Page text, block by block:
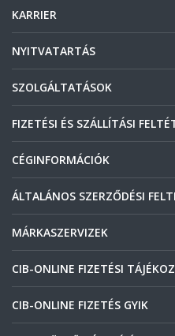
KARRIER
NYITVATARTÁS
SZOLGÁLTATÁSOK
FIZETÉSI ÉS SZÁLLÍTÁSI
CÉGINFORMÁCIÓK
ÁLTALÁNOS SZERZŐDÉSI
MÁRKASZERVIZEK
CIB-ONLINE FIZETÉSI
CIB-ONLINE FIZETÉS GYIK